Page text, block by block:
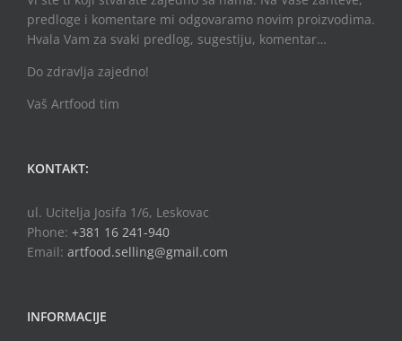
predloge i komentare mi odgovaramo novim proizvodima.
Hvala Vam za svaki predlog, sugestiju, komentar…
Do zdravlja zajedno!
Vaš Artfood tim
KONTAKT:
ul. Ucitelja Josifa 1/6, Leskovac
Phone: +381 16 241-940
Email: artfood.selling@gmail.com
INFORMACIJE